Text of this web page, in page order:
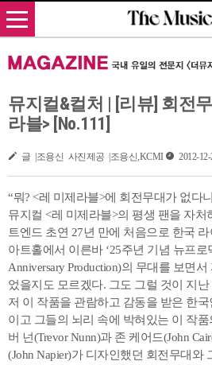
뮤지컬&컬처 | [리뷰] 회전
라블> [No.111]
글 |조용신 사진제공 |조용신,KCMI 2012-12-
“뭐? <레 미제라블>에 회전무대가 없다
뮤지컬 <레 미제라블>의 평생 팬을 자
트엔드 초연 27년 만에 처음으로 한국
아트홀에서 이른바 ‘25주년 기념 뉴프로
Anniversary Production)의 무대를 보면
었을지도 모르겠다. 그도 그럴 것이 지
저 이 작품을 관람하고 감동을 받은 한
이고 그들의 뇌리 속에 박혀있는 이 작
버 넌(Trevor Nunn)과 존 케어드(John
(John Napier)가 디자인했던 회전무대와